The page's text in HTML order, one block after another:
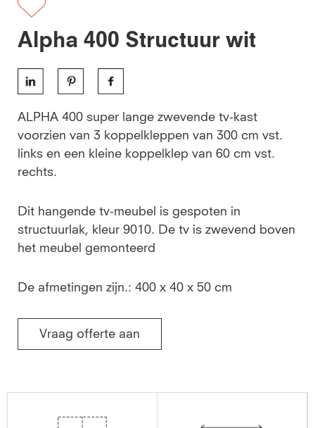
Alpha 400 Structuur wit
ALPHA 400 super lange zwevende tv-kast
voorzien van 3 koppelkleppen van 300 cm vst.
links en een kleine koppelklep van 60 cm vst.
rechts.
Dit hangende tv-meubel is gespoten in
structuurlak, kleur 9010. De tv is zwevend boven
het meubel gemonteerd
De afmetingen zijn.: 400 x 40 x 50 cm
Vraag offerte aan